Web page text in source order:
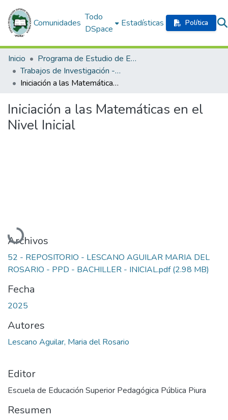
Comunidades
Todo
DSpace
Estadísticas Política
Inicio
Programa de Estudio de Educación Inicial
Trabajos de Investigación - Programa de Profesionalización Docente
Iniciación a las Matemáticas en el Nivel Inicial
Iniciación a las Matemáticas en el
Nivel Inicial
Cargando...
Archivos
52 - REPOSITORIO - LESCANO AGUILAR MARIA DEL
ROSARIO - PPD - BACHILLER - INICIAL.pdf(2.98 MB)
Fecha
2025
Autores
Lescano Aguilar, Maria del Rosario
Editor
Escuela de Educación Superior Pedagógica Pública Piura
Resumen